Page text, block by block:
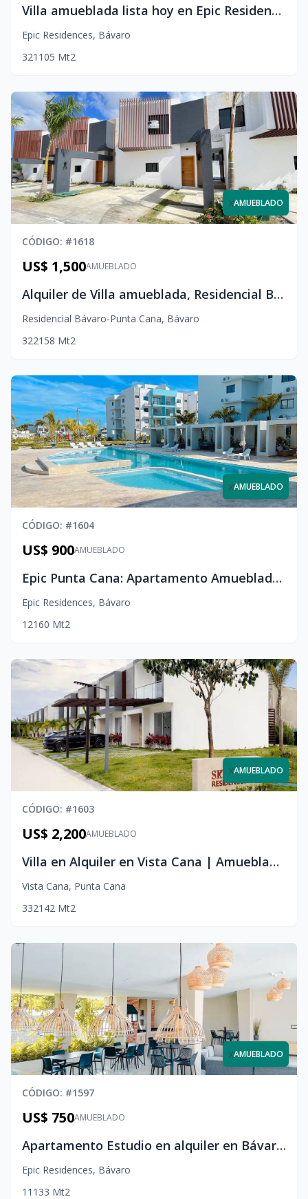
Villa amueblada lista hoy en Epic Residences | Seguridad 24/7
Epic Residences, Bávaro
321 105 Mt2
xAMUEBLADO
CÓDIGO: #1618
AMUEBLADO
US$ 1,500
Alquiler de Villa amueblada, Residencial Bávaro - Punta Cana
Residencial Bávaro-Punta Cana, Bávaro
322158 Mt2
xAMUEBLADO
CÓDIGO: #1604
AMUEBLADO
US$ 900
Epic Punta Cana: Apartamento Amueblado en Alquiler con Amenidades de Primer Nivel
Epic Residences, Bávaro
1 2160 Mt2
xAMUEBLADO
CÓDIGO: #1603
AMUEBLADO
US$ 2,200
Villa en Alquiler en Vista Cana | Amueblada con Picuzzi y Acceso a Amenidades
Vista Cana, Punta Cana
332142 Mt2
xAMUEBLADO
CÓDIGO: #1597
AMUEBLADO
US$ 750
Apartamento Estudio en alquiler en Bávaro Punta Cana – Moderno, amueblado y cerca del Downtown
Epic Residences, Bávaro
1 1 1 33 Mt2